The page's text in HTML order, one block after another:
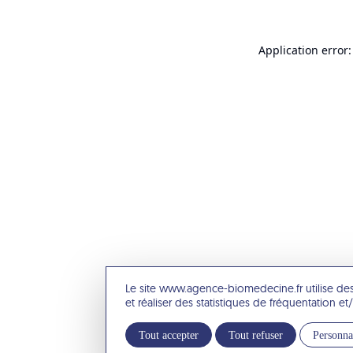
Le site www.agence-biomedecine.fr utilise
et réaliser des statistiques de fréquentation
Tout accepter Tout refuser
Application